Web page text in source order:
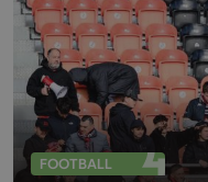
FOOTBALL